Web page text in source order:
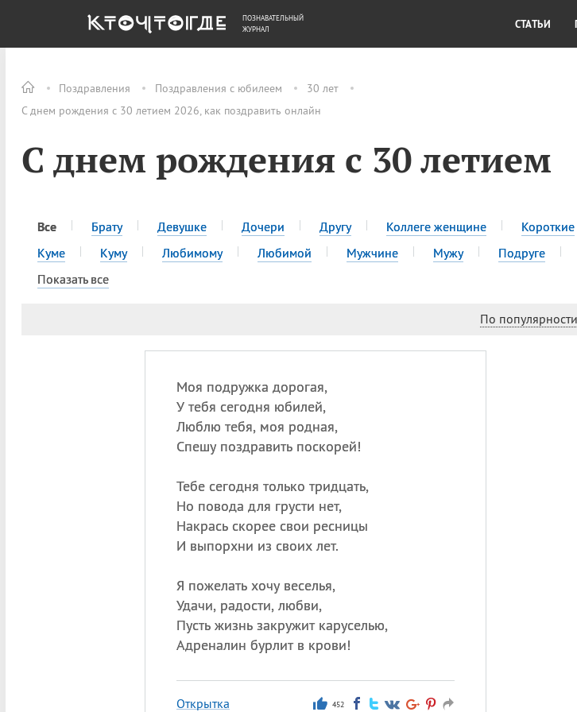
Поздравления Поздравления с юбилеем
30 лет
С днем рождения с 30 летием 2026, как поздравить онлайн
С днем рождения с 30 летием
Все Брату Девушке Дочери Другу Коллеге женщине
Короткие
Куме
Куму Любимому Любимой Мужчине Мужу
Подруге
Показать все
По популярности
Моя подружка дорогая,
У тебя сегодня юбилей,
Люблю тебя, моя родная,
Спешу поздравить поскорей!
Тебе сегодня только тридцать,
Но повода для грусти нет,
Накрась скорее свои ресницы
И выпорхни из своих лет.
Я пожелать хочу веселья,
Удачи, радости, любви,
Пусть жизнь закружит каруселью,
Адреналин бурлит в крови!
Открытка 452
ОБЩЕСТВО ДЕНЬГИ
ПОЗНАВАТЕЛЬНЫЙ
ЖУРНАЛ
СТАТЬИ